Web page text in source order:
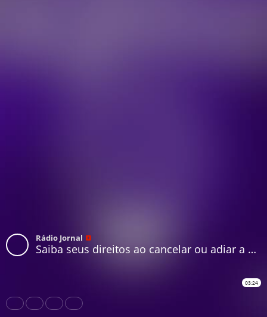
Rádio Jornal
Saiba seus direitos ao cancelar ou adiar a passagem aérea durante a pandemia do coronavírus
03:24
Share Like